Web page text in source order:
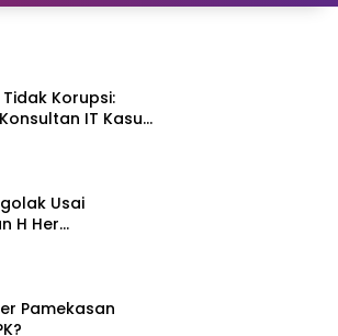
Korupsi:
IT Kasus
22,5 Tahun
Usai
H Her
Assegaf
Pamekasan